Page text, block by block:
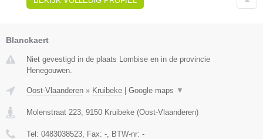
Blanckaert
Niet gevestigd in de plaats Lombise en in de provincie
Henegouwen.
Oost-Vlaanderen » Kruibeke Google maps ▼
Molenstraat 223 9150 Kruibeke (Oost-Vlaanderen)
Tel: 0483038523 , Fax: - , BTW-nr: -